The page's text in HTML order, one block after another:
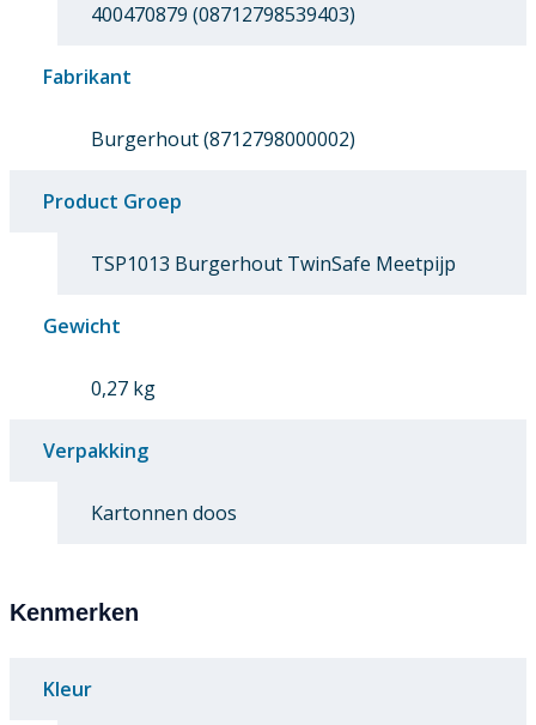
400470879 (08712798539403)
Fabrikant
Burgerhout (8712798000002)
Product Groep
TSP1013 Burgerhout TwinSafe Meetpijp
Gewicht
0,27 kg
Verpakking
Kartonnen doos
Kenmerken
Kleur